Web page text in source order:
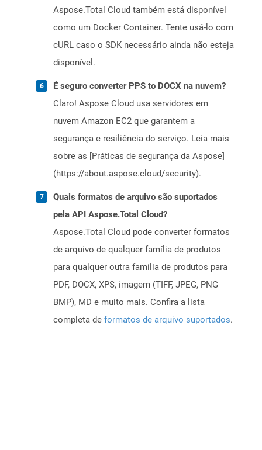
Aspose.Total Cloud também está disponível
como um Docker Container. Tente usá-lo com
cURL caso o SDK necessário ainda não esteja
disponível.
É seguro converter PPS to DOCX na nuvem?
Claro! Aspose Cloud usa servidores em
nuvem Amazon EC2 que garantem a
segurança e resiliência do serviço. Leia mais
sobre as [Práticas de segurança da Aspose]
(https://about.aspose.cloud/security).
Quais formatos de arquivo são suportados
pela API Aspose.Total Cloud?
Aspose.Total Cloud pode converter formatos
de arquivo de qualquer família de produtos
para qualquer outra família de produtos para
PDF, DOCX, XPS, imagem (TIFF, JPEG, PNG
BMP), MD e muito mais. Confira a lista
completa de formatos de arquivo suportados.